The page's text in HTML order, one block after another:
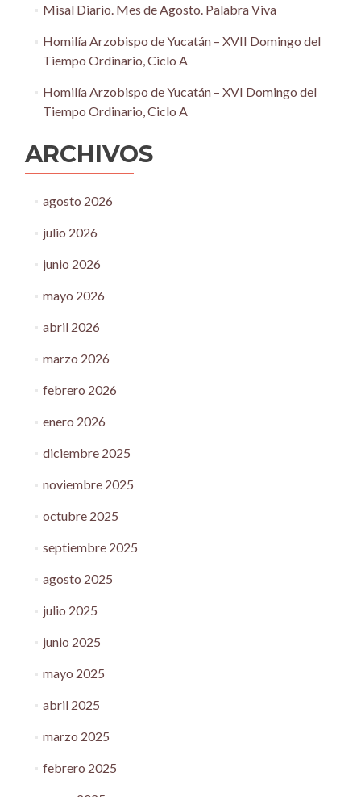
Misal Diario. Mes de Agosto. Palabra Viva
Homilía Arzobispo de Yucatán – XVII Domingo del
Tiempo Ordinario, Ciclo A
Homilía Arzobispo de Yucatán – XVI Domingo del
Tiempo Ordinario, Ciclo A
ARCHIVOS
agosto 2026
julio 2026
junio 2026
mayo 2026
abril 2026
marzo 2026
febrero 2026
enero 2026
diciembre 2025
noviembre 2025
octubre 2025
septiembre 2025
agosto 2025
julio 2025
junio 2025
mayo 2025
abril 2025
marzo 2025
febrero 2025